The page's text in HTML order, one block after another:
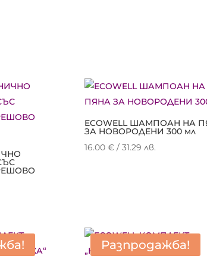
ECOWELL ШАМПОАН НА
ЗА НОВОРОДЕНИ 300 мл
16.00€ / 31.29 лв.
Разпродажба!